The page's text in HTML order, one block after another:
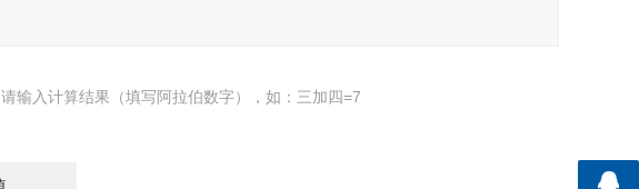
请输入计算结果（填写阿拉伯数字），如：三加四=7